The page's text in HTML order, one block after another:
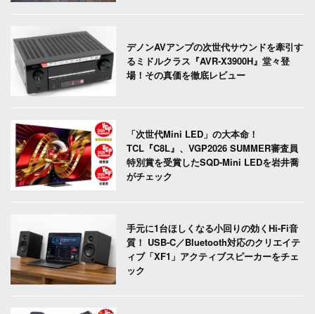
デノンAVアンプの次世代サウンドを牽引す
るミドルクラス『AVR-X3900H』堂々登
場！その真価を徹底レビュー
「次世代Mini LED」の大本命！
TCL『C8L』、VGP2026 SUMMER審査員
特別賞を受賞したSQD-Mini LEDを岩井喬
がチェック
手元に1台ほしくなる小回りの効くHi-Fi音
質！ USB-C／Bluetooth対応のクリエイテ
ィブ「XF1」アクティブスピーカーをチェ
ック